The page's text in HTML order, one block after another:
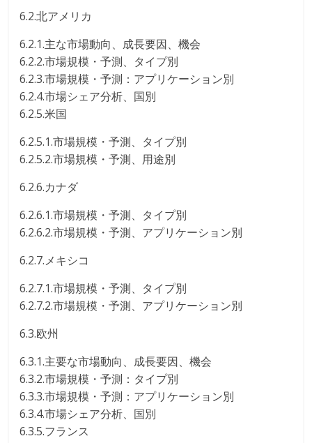
6.2.北アメリカ
6.2.1.主な市場動向、成長要因、機会
6.2.2.市場規模・予測、タイプ別
6.2.3.市場規模・予測：アプリケーション別
6.2.4.市場シェア分析、国別
6.2.5.米国
6.2.5.1.市場規模・予測、タイプ別
6.2.5.2.市場規模・予測、用途別
6.2.6.カナダ
6.2.6.1.市場規模・予測、タイプ別
6.2.6.2.市場規模・予測、アプリケーション別
6.2.7.メキシコ
6.2.7.1.市場規模・予測、タイプ別
6.2.7.2.市場規模・予測、アプリケーション別
6.3.欧州
6.3.1.主要な市場動向、成長要因、機会
6.3.2.市場規模・予測：タイプ別
6.3.3.市場規模・予測：アプリケーション別
6.3.4.市場シェア分析、国別
6.3.5.フランス